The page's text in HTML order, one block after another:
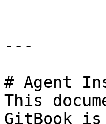
---
# Agent
This
GitBook